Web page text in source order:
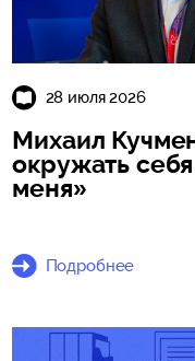
28 июля 2026
Михаил
окружать
меня»
Подробнее